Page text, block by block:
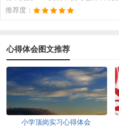
推荐度：
心得体会图文推荐
小学顶岗实习心得体会